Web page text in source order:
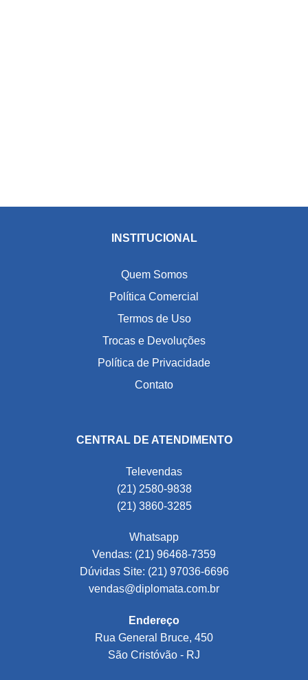
INSTITUCIONAL
Quem Somos
Política Comercial
Termos de Uso
Trocas e Devoluções
Política de Privacidade
Contato
CENTRAL DE ATENDIMENTO
Televendas
(21) 2580-9838
(21) 3860-3285
Whatsapp
Vendas: (21) 96468-7359
Dúvidas Site: (21) 97036-6696
vendas@diplomata.com.br
Endereço
Rua General Bruce, 450
São Cristóvão - RJ